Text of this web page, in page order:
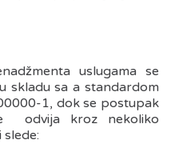
uslugama se
skladu sa a standardom
1, dok se postupak
odvija kroz nekoliko